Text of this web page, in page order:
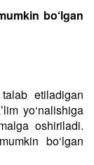
bo‘lgan
etiladigan
yo‘nalishiga
oshiriladi.
bo‘lgan